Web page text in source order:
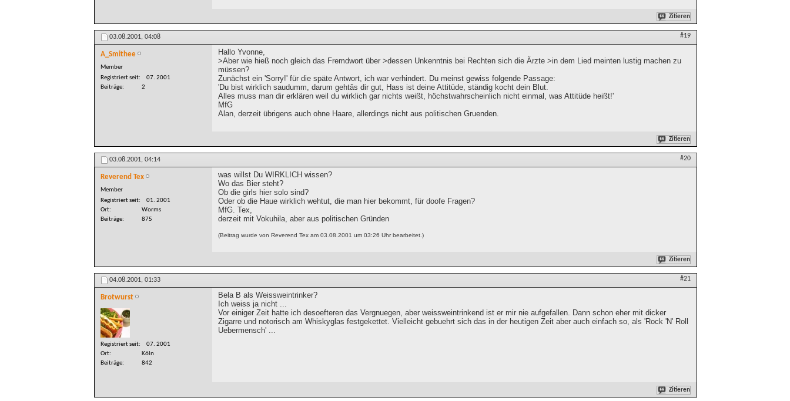
Zitieren
03.08.2001, 04:08 #19
A_Smithee
Member
Registriert seit
07. 2001
Beiträge
2
Hallo Yvonne,
>Aber wie hieß noch gleich das Fremdwort über >dessen Unkenntnis bei Rechten sich die Ärzte >in dem Lied meinten lustig machen zu
müssen?
Zunächst ein 'Sorry!' für die späte Antwort, ich war verhindert. Du meinst gewiss folgende Passage:
'Du bist wirklich saudumm, darum gehtâs dir gut, Hass ist deine Attitüde, ständig kocht dein Blut.
Alles muss man dir erklären weil du wirklich gar nichts weißt, höchstwahrscheinlich nicht einmal, was Attitüde heißt!'
MfG
Alan, derzeit übrigens auch ohne Haare, allerdings nicht aus politischen Gruenden.
Zitieren
03.08.2001, 04:14 #20
Reverend Tex
Member
Registriert seit
01. 2001
Ort
Worms
Beiträge
875
was willst Du WIRKLICH wissen?
Wo das Bier steht?
Ob die girls hier solo sind?
Oder ob die Haue wirklich wehtut, die man hier bekommt, für doofe Fragen?
MfG. Tex,
derzeit mit Vokuhila, aber aus politischen Gründen
(Beitrag wurde von Reverend Tex am 03.08.2001 um 03:26 Uhr bearbeitet.)
Zitieren
04.08.2001, 01:33 #21
Brotwurst
Registriert seit
07. 2001
Ort
Köln
Beiträge
842
Bela B als Weissweintrinker?
Ich weiss ja nicht ...
Vor einiger Zeit hatte ich desoefteren das Vergnuegen, aber weissweintrinkend ist er mir nie aufgefallen. Dann schon eher mit dicker
Zigarre und notorisch am Whiskyglas festgekettet. Vielleicht gebuehrt sich das in der heutigen Zeit aber auch einfach so, als 'Rock 'N' Roll
Uebermensch' ...
Zitieren